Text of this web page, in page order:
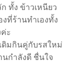
ทั้ง ข้าวเหนียว
ที่ร้านทำเองทั้ง
ะ
ดิมกินคู่กับรสใหม่
นกำลังดี ชื่นใจ